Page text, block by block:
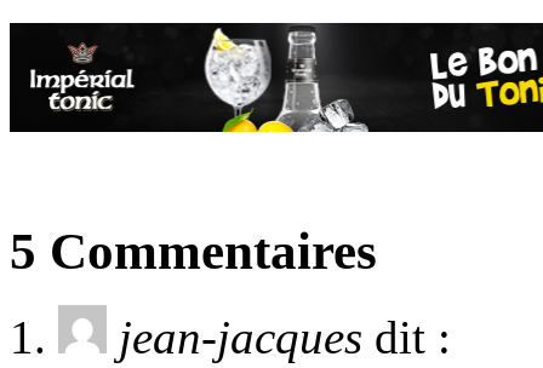
5 Commentaires
jean-jacques dit :